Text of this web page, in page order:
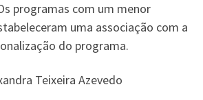
programas com um menor
uma associação com a
do programa.
Teixeira Azevedo